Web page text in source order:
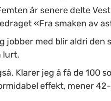
år senere delte
«Fra smaken av
jobber med blir aldri den
lurt.
Klarer jeg å få de 100
effekt, mener